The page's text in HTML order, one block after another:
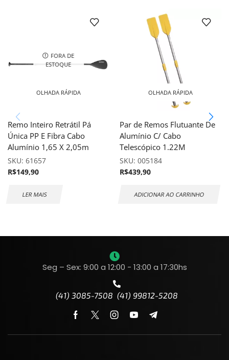
FORA DE
ESTOQUE
OLHADA RÁPIDA
Remo Inteiro Retrátil Pá
Única PP E Fibra Cabo
Alumínio 1,65 X 2,05m
SKU: 61657
R$149,90
LER MAIS
OLHADA RÁPIDA
Par de Remos Flutuante De
Alumínio C/ Cabo
Telescópico 1.22M
SKU: 005184
R$439,90
ADICIONAR AO CARRINHO
Seg – Sex: 9:00 a 12:00 - 13:00 a 17:30hs
(41) 3085-7508 (41) 99812-5208